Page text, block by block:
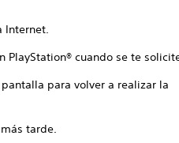
Internet.
PlayStation® cuando se te
para volver a realizar la
tarde.